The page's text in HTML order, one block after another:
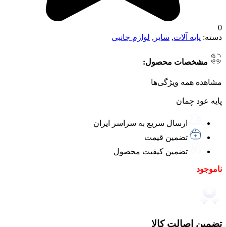
0
دسته: پایه آلات, سایر , لوازم جانبی
مشخصات محصول:
مشاهده همه ویژگی‌ها
پایه عود چمان
ارسال سریع به سراسر ایران
تضمین قیمت
تضمین کیفیت محصول
ناموجود
تضمین اصالت کالا